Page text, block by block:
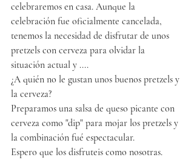
celebraremos en casa. Aunque la
celebración fue oficialmente cancelada,
tenemos la necesidad de disfrutar de unos
pretzels con cerveza para olvidar la
situación actual y ....
¿A quién no le gustan unos buenos pretzels y
la cerveza?
Preparamos una salsa de queso picante con
cerveza como "dip" para mojar los pretzels y
la combinación fué espectacular.
Espero que los disfruteis como nosotras.